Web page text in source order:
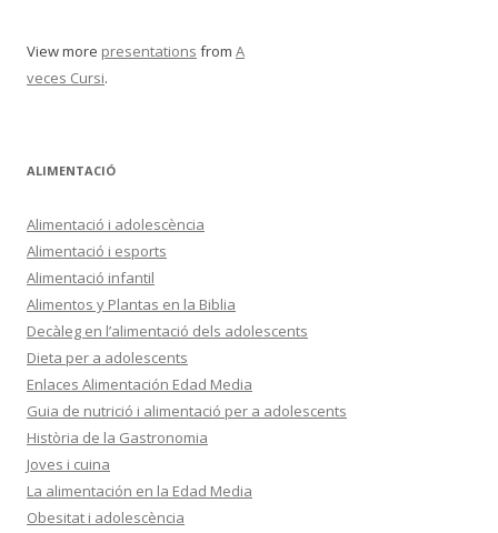
View more presentations from A
veces Cursi.
ALIMENTACIÓ
Alimentació i adolescència
Alimentació i esports
Alimentació infantil
Alimentos y Plantas en la Biblia
Decàleg en l’alimentació dels adolescents
Dieta per a adolescents
Enlaces Alimentación Edad Media
Guia de nutrició i alimentació per a adolescents
Història de la Gastronomia
Joves i cuina
La alimentación en la Edad Media
Obesitat i adolescència